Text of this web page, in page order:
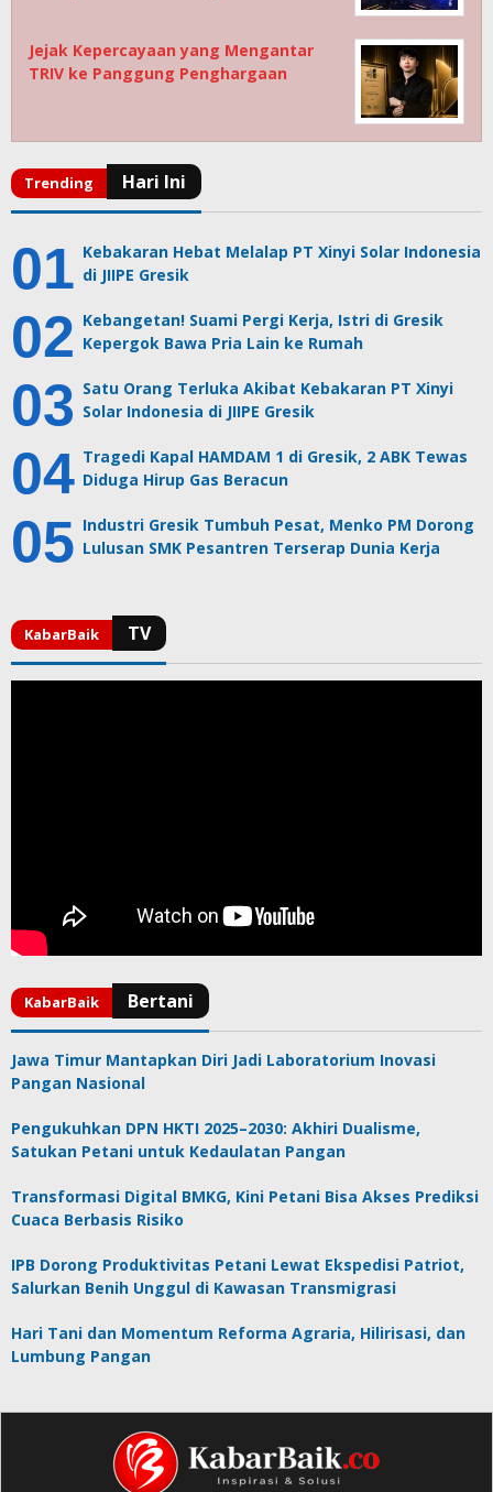
Jejak Kepercayaan yang Mengantar
TRIV ke Panggung Penghargaan
Kebakaran Hebat Melalap PT Xinyi Solar Indonesia
di JIIPE Gresik
Kebangetan! Suami Pergi Kerja, Istri di Gresik
Kepergok Bawa Pria Lain ke Rumah
Satu Orang Terluka Akibat Kebakaran PT Xinyi
Solar Indonesia di JIIPE Gresik
Tragedi Kapal HAMDAM 1 di Gresik, 2 ABK Tewas
Diduga Hirup Gas Beracun
Industri Gresik Tumbuh Pesat, Menko PM Dorong
Lulusan SMK Pesantren Terserap Dunia Kerja
Jawa Timur Mantapkan Diri Jadi Laboratorium Inovasi
Pangan Nasional
Pengukuhkan DPN HKTI 2025–2030: Akhiri Dualisme,
Satukan Petani untuk Kedaulatan Pangan
Transformasi Digital BMKG, Kini Petani Bisa Akses Prediksi
Cuaca Berbasis Risiko
IPB Dorong Produktivitas Petani Lewat Ekspedisi Patriot,
Salurkan Benih Unggul di Kawasan Transmigrasi
Hari Tani dan Momentum Reforma Agraria, Hilirisasi, dan
Lumbung Pangan